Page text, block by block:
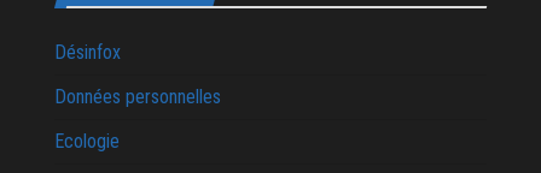
Désinfox
Données personnelles
Ecologie